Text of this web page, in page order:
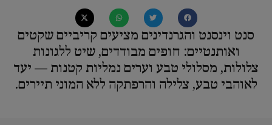
סנט וינסנט והגרנדינים מציעים קריביים שקטים
ואותנטיים: חופים מבודדים, שיט ללגונות
צלולות, מסלולי טבע וערים נמליות קטנות — יעד
לאוהבי טבע, צלילה והרפתקה ללא המוני תיירים.